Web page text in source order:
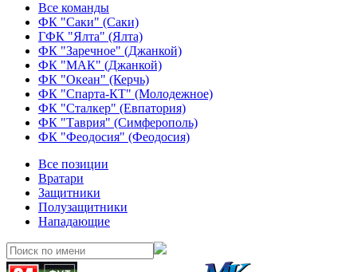
Все команды
ФК "Саки" (Саки)
ГФК "Ялта" (Ялта)
ФК "Заречное" (Джанкой)
ФК "МАК" (Джанкой)
ФК "Океан" (Керчь)
ФК "Спарта-КТ" (Молодежное)
ФК "Сталкер" (Евпатория)
ФК "Таврия" (Симферополь)
ФК "Феодосия" (Феодосия)
Все позиции
Вратари
Защитники
Полузащитники
Нападающие